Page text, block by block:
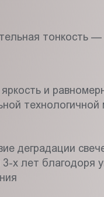
тонкость
и
деградации
х лет благодоря